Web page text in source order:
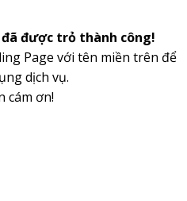
được trỏ thành công!
Page với tên miền trên để
dịch vụ.
cám ơn!